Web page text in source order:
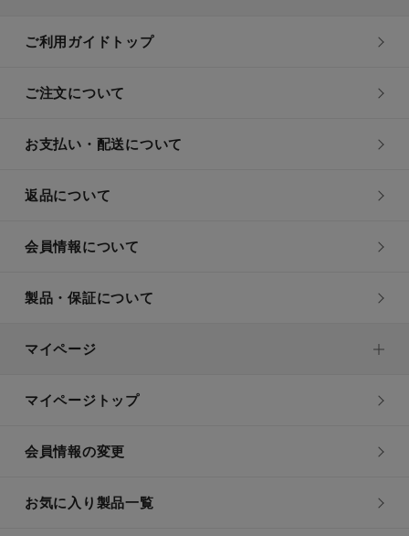
ご利用ガイドトップ
ご注文について
お支払い・配送について
返品について
会員情報について
製品・保証について
マイページ
マイページトップ
会員情報の変更
お気に入り製品一覧